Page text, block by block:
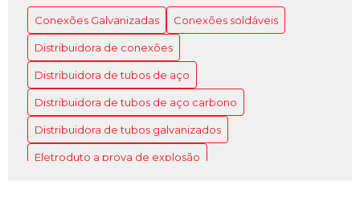
Como Escolher a Melhor Distribuidora de Tubos de
Aço para seu Projeto
Como Escolher a Melhor Distribuidora de Tubos de
Aço para Sua Necessidade
Como Escolher o Eletroduto 5597 Ideal para Sua
Conexões Galvanizadas Conexões soldáveis
Distribuidora de conexões
Distribuidora de tubos de aço
Distribuidora de tubos de aço carbono
Distribuidora de tubos galvanizados
Eletroduto a prova de explosão